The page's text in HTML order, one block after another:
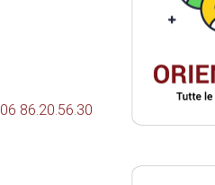
06 86.20.56.30